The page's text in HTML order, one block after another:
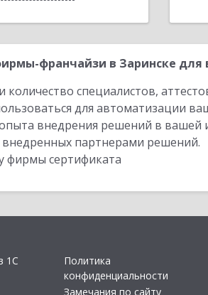
франчайзи в Заринске
количество специалистов,
для автоматизации
внедрения решений в вашей
партнерами решений.
фирмы сертификата
1С
Политика
конфиденциальности
Замечания по сайту